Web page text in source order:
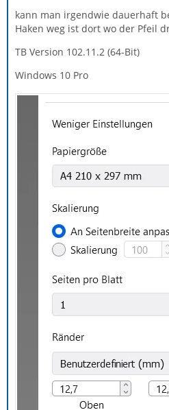
kann man irgendwie dauerhaft
Haken weg ist dort wo der Pfeil
TB Version 102.11.2 (64-Bit)
Windows 10 Pro